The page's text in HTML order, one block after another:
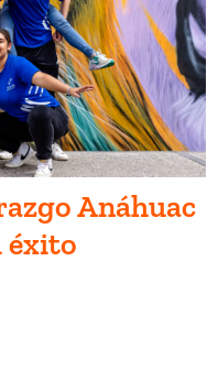
Anáhuac
éxito